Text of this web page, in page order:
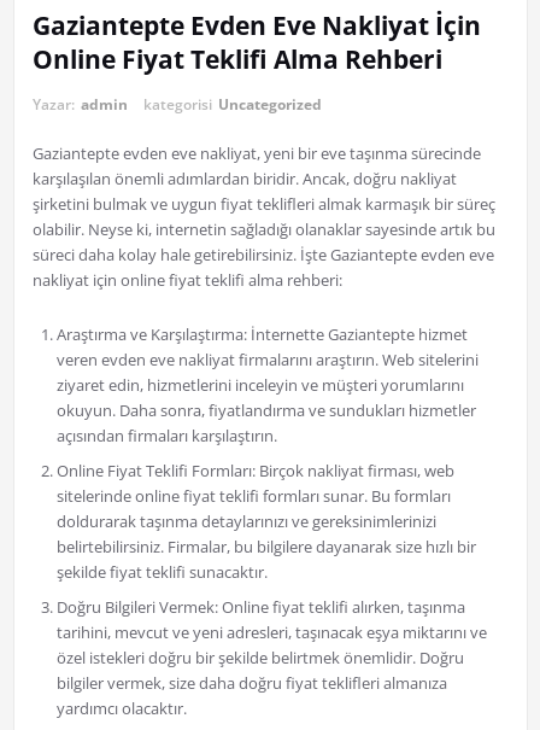
Gaziantepte Evden Eve Nakliyat İçin
Online Fiyat Teklifi Alma Rehberi
Yazar: admin kategorisi Uncategorized
Gaziantepte evden eve nakliyat, yeni bir eve taşınma sürecinde
karşılaşılan önemli adımlardan biridir. Ancak, doğru nakliyat
şirketini bulmak ve uygun fiyat teklifleri almak karmaşık bir süreç
olabilir. Neyse ki, internetin sağladığı olanaklar sayesinde artık bu
süreci daha kolay hale getirebilirsiniz. İşte Gaziantepte evden eve
nakliyat için online fiyat teklifi alma rehberi:
Araştırma ve Karşılaştırma: İnternette Gaziantepte hizmet
veren evden eve nakliyat firmalarını araştırın. Web sitelerini
ziyaret edin, hizmetlerini inceleyin ve müşteri yorumlarını
okuyun. Daha sonra, fiyatlandırma ve sundukları hizmetler
açısından firmaları karşılaştırın.
Online Fiyat Teklifi Formları: Birçok nakliyat firması, web
sitelerinde online fiyat teklifi formları sunar. Bu formları
doldurarak taşınma detaylarınızı ve gereksinimlerinizi
belirtebilirsiniz. Firmalar, bu bilgilere dayanarak size hızlı bir
şekilde fiyat teklifi sunacaktır.
Doğru Bilgileri Vermek: Online fiyat teklifi alırken, taşınma
tarihini, mevcut ve yeni adresleri, taşınacak eşya miktarını ve
özel istekleri doğru bir şekilde belirtmek önemlidir. Doğru
bilgiler vermek, size daha doğru fiyat teklifleri almanıza
yardımcı olacaktır.